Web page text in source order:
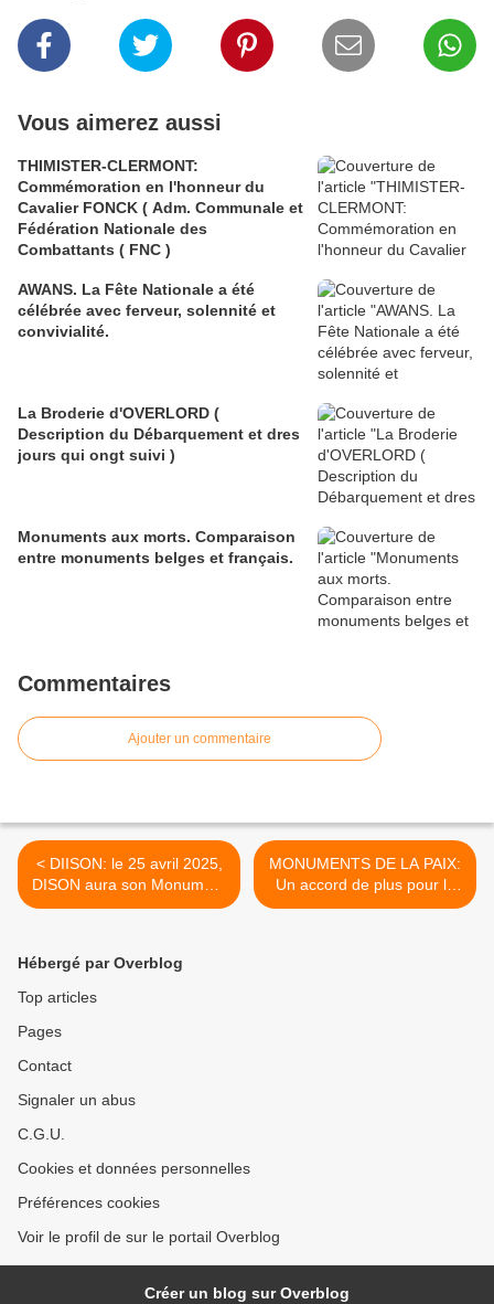
Vous aimerez aussi
THIMISTER-CLERMONT:
Commémoration en l'honneur du
Cavalier FONCK ( Adm. Communale et
Fédération Nationale des
Combattants ( FNC )
AWANS. La Fête Nationale a été
célébrée avec ferveur, solennité et
convivialité.
La Broderie d'OVERLORD (
Description du Débarquement et dres
jours qui ongt suivi )
Monuments aux morts. Comparaison
entre monuments belges et français.
Commentaires
Ajouter un commentaire
< DIISON: le 25 avril 2025,
DISON aura son Monument
de la Paix ( campagne
MONUMENTS DE LA PAIX:
Un accord de plus pour la
Province de LIEGE: OREYE
Hébergé par Overblog
Top articles
Pages
Contact
Signaler un abus
C.G.U.
Cookies et données personnelles
Préférences cookies
Voir le profil de sur le portail Overblog
Créer un blog sur Overblog